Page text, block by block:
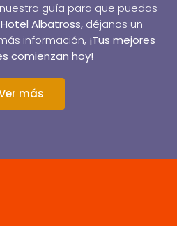
guía para que puedas
Hotel Albatross, déjanos un
información, ¡Tus mejores
comienzan hoy!
más